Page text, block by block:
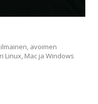
avoimen
Mac ja Windows